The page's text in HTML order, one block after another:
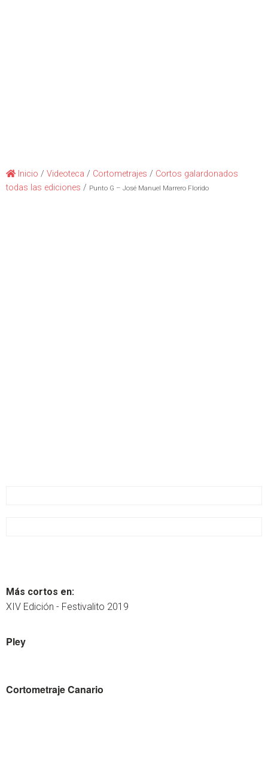
Inicio / Videoteca / Cortometrajes / Cortos galardonados
todas las ediciones / Punto G – José Manuel Marrero Florido
Más cortos en:
XIV Edición - Festivalito 2019
Pley
Cortometraje Canario